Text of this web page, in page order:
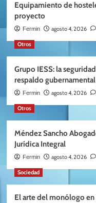
Equipamiento de
proyecto
Fermin agosto 4, 2026
Otros
Grupo IESS: la
respaldo
Fermin agosto 4, 2026
Otros
Méndez Sancho
Jurídica Integral
Fermin agosto 4, 2026
Sociedad
El arte del monólogo en